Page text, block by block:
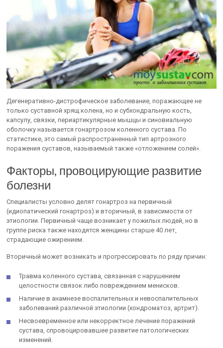
Дегенеративно-дистрофическое заболевание, поражающее не
только суставной хрящ колена, но и субхондральную кость,
капсулу, связки, периартикулярные мышцы и синовиальную
оболочку называется гонартрозом коленного сустава. По
статистике, это самый распространенный тип артрозного
поражения суставов, называемый также «отложением солей».
Факторы, провоцирующие развитие
болезни
Специалисты условно делят гонартроз на первичный
(идиопатический гонартроз) и вторичный, в зависимости от
этиологии. Первичный чаще возникает у пожилых людей, но в
группе риска также находятся женщины старше 40 лет,
страдающие ожирением.
Вторичный может возникать и прогрессировать по ряду причин:
Травма коленного сустава, связанная с нарушением
целостности связок либо повреждением менисков.
Наличие в анамнезе воспалительных и невоспалительных
заболеваний различной этиологии (хондроматоз, артрит).
Несвоевременное или некорректное лечение поражений
сустава, спровоцировавшее развитие патологических
изменений.